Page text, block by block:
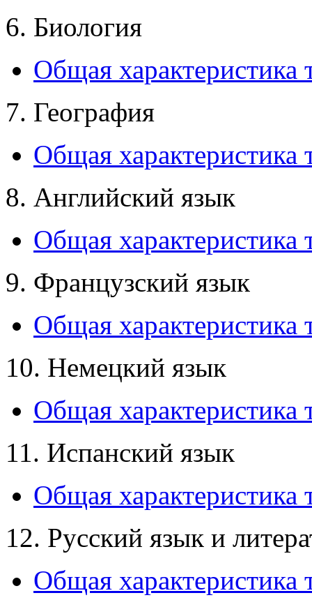
6. Биология
Общая характеристика
7. География
Общая характеристика
8. Английский язык
Общая характеристика
9. Французский язык
Общая характеристика
10. Немецкий язык
Общая характеристика
11. Испанский язык
Общая характеристика
12. Русский язык и
Общая характеристика